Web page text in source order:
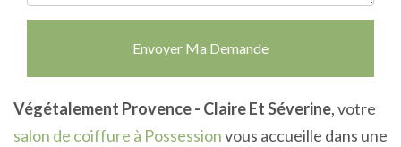
Envoyer Ma Demande
Végétalement Provence - Claire Et Séverine, votre
salon de coiffure à Possessionvous accueille dans une